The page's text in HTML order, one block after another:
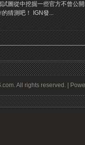
試圖從中挖掘一些官方不曾公
的猜測吧！ IGN發...
All rights reserved. |